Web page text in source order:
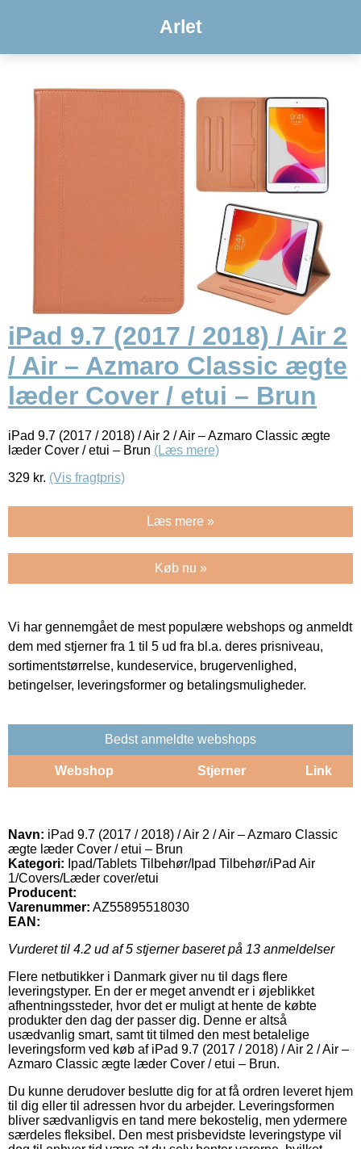
Arlet
iPad 9.7 (2017 / 2018) / Air 2
/ Air – Azmaro Classic ægte
læder Cover / etui – Brun
iPad 9.7 (2017 / 2018) / Air 2 / Air – Azmaro Classic ægte
læder Cover / etui – Brun (Læs mere)
329 kr. (Vis fragtpris)
Læs mere »
Køb nu »
Vi har gennemgået de mest populære webshops og anmeldt
dem med stjerner fra 1 til 5 ud fra bl.a. deres prisniveau,
sortimentstørrelse, kundeservice, brugervenlighed,
betingelser, leveringsformer og betalingsmuligheder.
Bedst anmeldte webshops
Webshop Stjerner Link
Navn: iPad 9.7 (2017 / 2018) / Air 2 / Air – Azmaro Classic
ægte læder Cover / etui – Brun
Kategori: Ipad/Tablets Tilbehør/Ipad Tilbehør/iPad Air
1/Covers/Læder cover/etui
Producent:
Varenummer: AZ55895518030
EAN:
Vurderet til 4.2 ud af 5 stjerner baseret på 13 anmeldelser
Flere netbutikker i Danmark giver nu til dags flere
leveringstyper. En der er meget anvendt er i øjeblikket
afhentningssteder, hvor det er muligt at hente de købte
produkter den dag der passer dig. Denne er altså
usædvanlig smart, samt tit tilmed den mest betalelige
leveringsform ved køb af iPad 9.7 (2017 / 2018) / Air 2 / Air –
Azmaro Classic ægte læder Cover / etui – Brun.
Du kunne derudover beslutte dig for at få ordren leveret hjem
til dig eller til adressen hvor du arbejder. Leveringsformen
bliver sædvanligvis en tand mere bekostelig, men ydermere
særdeles fleksibel. Den mest prisbevidste leveringstype vil